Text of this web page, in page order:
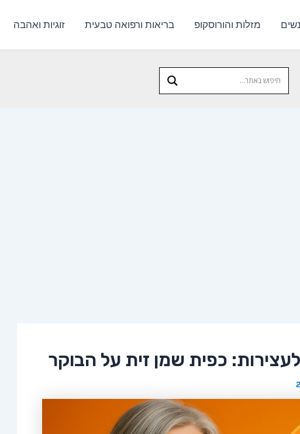
נשים מזלות והורוסקופ בריאות ורפואה טבעית זוגיות ואהבה
כפית שמן זית על הבוקר